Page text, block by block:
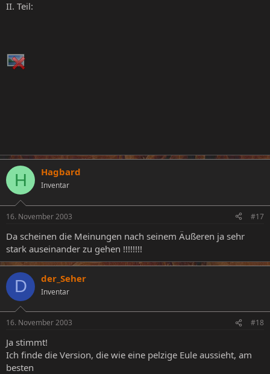
16. November 2003
H Hagbard
16. November 2003
Da scheinen die Meinungen nach seinem Äußeren ja sehr
stark auseinander zu gehen !!!!!!!!
D der_Seher
16. November 2003 #18